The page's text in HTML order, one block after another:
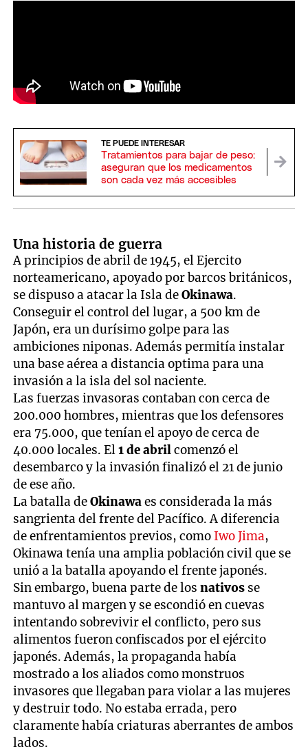
TE PUEDE INTERESAR
Tratamientos para bajar de peso:
aseguran que los medicamentos
son cada vez más accesibles
Una historia de guerra
A principios de abril de 1945, el Ejercito
norteamericano, apoyado por barcos británicos,
se dispuso a atacar la Isla deOkinawa.
Conseguir el control del lugar, a 500 km de
Japón, era un durísimo golpe para las
ambiciones niponas. Además permitía instalar
una base aérea a distancia optima para una
invasión a la isla del sol naciente.
Las fuerzas invasoras contaban con cerca de
200.000 hombres, mientras que los defensores
era 75.000, que tenían el apoyo de cerca de
40.000 locales. El1 de abrilcomenzó el
desembarco y la invasión finalizó el 21 de junio
de ese año.
La batalla deOkinawaes considerada la más
sangrienta del frente del Pacífico. A diferencia
de enfrentamientos previos, como Iwo Jima,
Okinawa tenía una amplia población civil que se
unió a la batalla apoyando el frente japonés.
Sin embargo, buena parte de losnativos se
mantuvo al margen y se escondió en cuevas
intentando sobrevivir el conflicto, pero sus
alimentos fueron confiscados por el ejército
japonés. Además, la propaganda había
mostrado a los aliados como monstruos
invasores que llegaban para violar a las mujeres
y destruir todo. No estaba errada, pero
claramente había criaturas aberrantes de ambos
lados.